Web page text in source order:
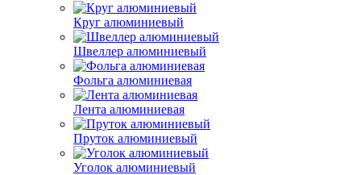
Круг алюминиевый
Швеллер алюминиевый
Фольга алюминиевая
Лента алюминиевая
Пруток алюминиевый
Уголок алюминиевый